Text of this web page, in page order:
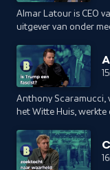
Carolina.
Almar Latour is CEO
uitgever van onder
inmiddels werken er
uitgeversconcern
zo'n 6 miljoen mensen. Twan Huys bezocht de Limburger
Latour in New York
Donald Trump, het
en hoe de
Anthony Scaramucci,
het Witte Huis,
een trouwe
acties. Na deze korte
is Scaramucci een